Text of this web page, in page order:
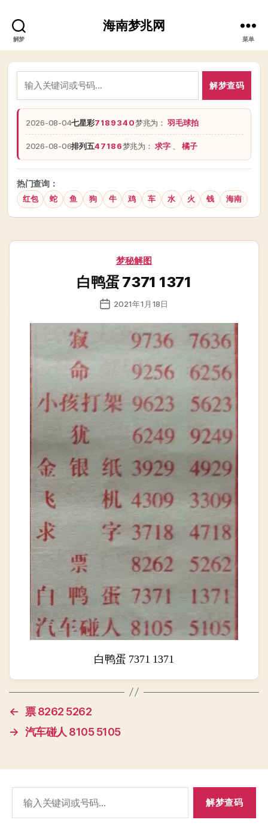
解梦
海南梦兆网
菜单
解梦查码
2026-08-04七星彩7189340梦兆为：羽毛球拍
2026-08-06排列五47186梦兆为：求字 橘子
热门查询：
红包 蛇 鱼 狗 牛 鸡 车 水 火 钱 海南
分
梦秘解图
白鸭蛋 7371 1371
发
日
2021年1月18日
白鸭蛋 7371 1371
←
票 8262 5262
→ 汽车碰人 8105 5105
索：